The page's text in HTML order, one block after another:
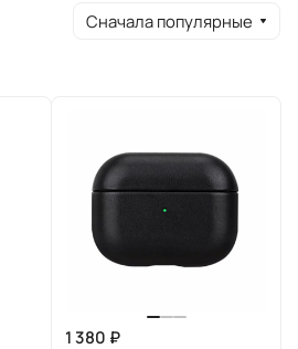
Сначала популярные
1 380 ₽